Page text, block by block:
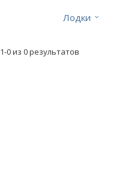
Лодки
1-0 из 0 результатов